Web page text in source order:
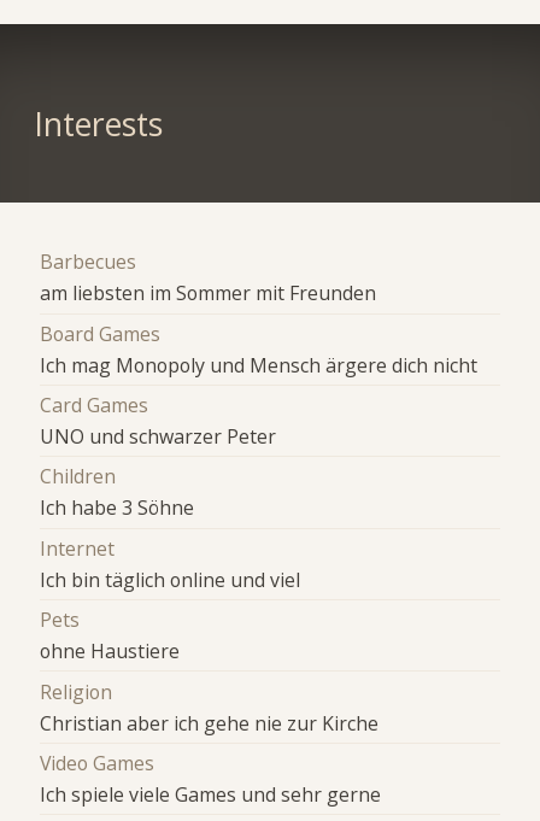
Interests
Barbecues
am liebsten im Sommer mit Freunden
Board Games
Ich mag Monopoly und Mensch ärgere dich nicht
Card Games
UNO und schwarzer Peter
Children
Ich habe 3 Söhne
Internet
Ich bin täglich online und viel
Pets
ohne Haustiere
Religion
Christian aber ich gehe nie zur Kirche
Video Games
Ich spiele viele Games und sehr gerne